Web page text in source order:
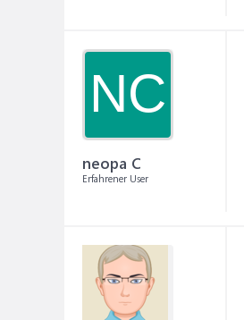
NC
neopa C
Erfahrener User